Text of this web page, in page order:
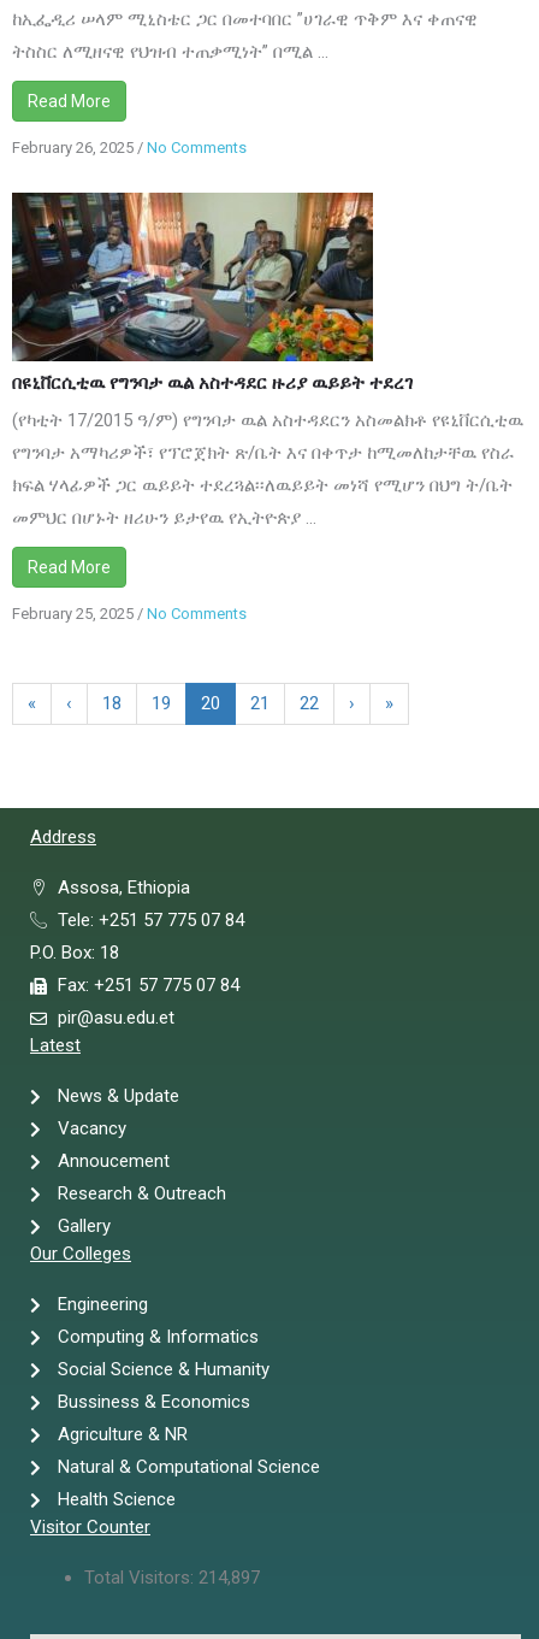
ከኢፌዲሪ ሠላም ሚኒስቴር ጋር በመተባበር ”ሀገራዊ ጥቅም እና ቀጠናዊ
ትስስር ለሚዘናዊ የህዝብ ተጠቃሚነት” በሚል ...
Read More
February 26, 2025 / No Comments
በዩኒቨርሲቲዉ የግንባታ ዉል አስተዳደር ዙሪያ ዉይይት ተደረገ
(የካቲት 17/2015 ዓ/ም) የግንባታ ዉል አስተዳደርን አስመልክቶ የዩኒቨርሲቲዉ
የግንባታ አማካሪዎች፣ የፕሮጀክት ጽ/ቤት እና በቀጥታ ከሚመለከታቸዉ የስራ
ክፍል ሃላፊዎች ጋር ዉይይት ተደረጓል፡፡ለዉይይት መነሻ የሚሆን በህግ ት/ቤት
መምህር በሆኑት ዘሪሁን ይታየዉ የኢትዮጵያ ...
Read More
February 25, 2025 / No Comments
በዩኒቨርሲቲዉ
የግንባታ
ዉል
አስተዳደር
ዙሪያ
ዉይይት
« ‹ 18 19 20 21 22 › »
Address
Assosa, Ethiopia
Tele: +251 57 775 07 84
P.O. Box: 18
Fax: +251 57 775 07 84
pir@asu.edu.et
Latest
News & Update
Vacancy
Annoucement
Research & Outreach
Gallery
Our Colleges
Engineering
Computing & Informatics
Social Science & Humanity
Bussiness & Economics
Agriculture & NR
Natural & Computational Science
Health Science
Visitor Counter
Total Visitors: 214,897